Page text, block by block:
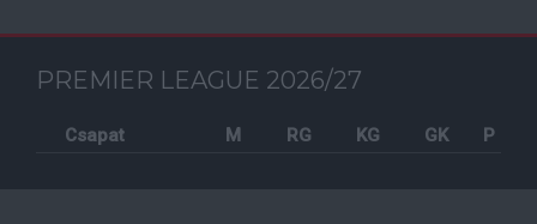
PREMIER LEAGUE 2026/27
Csapat M RG KG GK P